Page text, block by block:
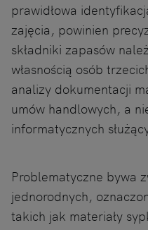
prawidłowa
zajęcia, powinien
składniki zapasów
własnością osób
analizy dokumentacji
umów handlowych, a
informatycznych
Problematyczne bywa
jednorodnych,
takich jak materiały